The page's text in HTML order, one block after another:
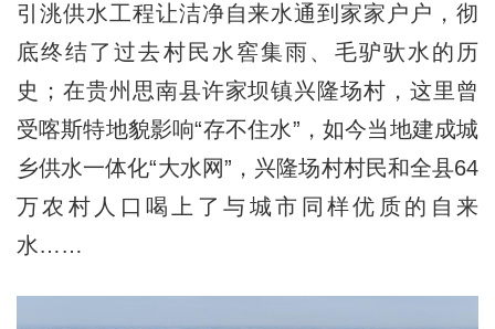
引洮供水工程让洁净自来水通到家家户户，彻
底终结了过去村民水窖集雨、毛驴驮水的历
史；在贵州思南县许家坝镇兴隆场村，这里曾
受喀斯特地貌影响“存不住水”，如今当地建成城
乡供水一体化“大水网”，兴隆场村村民和全县64
万农村人口喝上了与城市同样优质的自来
水……